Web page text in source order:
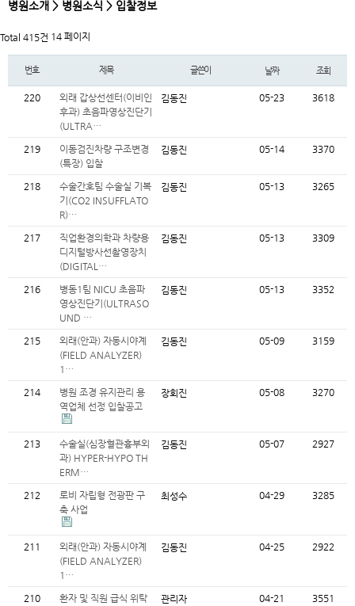
병원소개 > 병원소식 > 입찰정보
Total 415건 14 페이지
번호 제목 글쓴이 날짜 조회
220
외래 갑상선센터(이비인
후과) 초음파영상진단기
(ULTRA…
김동진 05-23 3618
219
이동검진차량 구조변경
(특장) 입찰
김동진 05-14 3370
218
수술간호팀 수술실 기복
기(CO2 INSUFFLATO
R)…
김동진 05-13 3265
217
직업환경의학과 차량용
디지털방사선촬영장치
(DIGITAL…
김동진 05-13 3309
216
병동1팀 NICU 초음파
영상진단기(ULTRASO
UND …
김동진 05-13 3352
215
외래(안과) 자동시야계
(FIELD ANALYZER)
1…
김동진 05-09 3159
214
병원 조경 유지관리 용
역업체 선정 입찰공고
장회진 05-08 3270
213
수술실(심장혈관흉부외
과) HYPER-HYPO TH
ERM…
김동진 05-07 2927
212
로비 자립형 전광판 구
축 사업
최성수 04-29 3285
211
외래(안과) 자동시야계
(FIELD ANALYZER)
1…
김동진 04-25 2922
210
환자 및 직원 급식 위탁
관리자 04-21 3551